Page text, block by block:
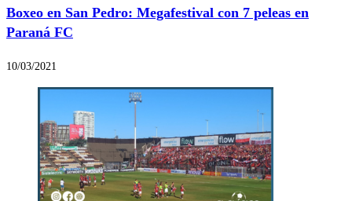
Boxeo en San Pedro: Megafestival con 7 peleas en
Paraná FC
10/03/2021